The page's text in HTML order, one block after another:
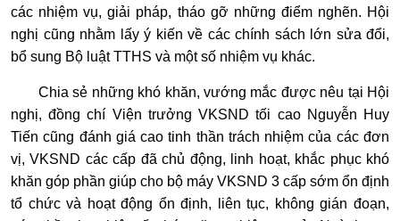
các nhiệm vụ, giải pháp, tháo gỡ những điểm nghẽn. Hội
nghị cũng nhằm lấy ý kiến về các chính sách lớn sửa đổi,
bổ sung Bộ luật TTHS và một số nhiệm vụ khác.
Chia sẻ những khó khăn, vướng mắc được nêu tại Hội
nghị, đồng chí Viện trưởng VKSND tối cao Nguyễn Huy
Tiến cũng đánh giá cao tinh thần trách nhiệm của các đơn
vị, VKSND các cấp đã chủ động, linh hoạt, khắc phục khó
khăn góp phần giúp cho bộ máy VKSND 3 cấp sớm ổn định
tổ chức và hoạt động ổn định, liên tục, không gián đoạn,